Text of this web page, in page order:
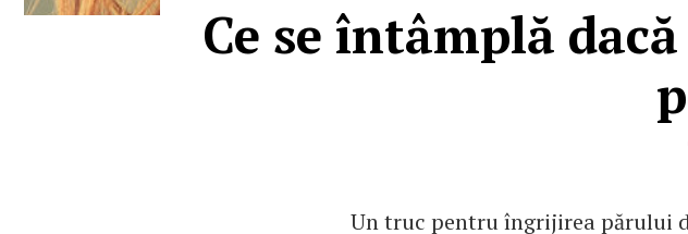
Ce se întâmplă
Un truc pentru îngrijirea părului